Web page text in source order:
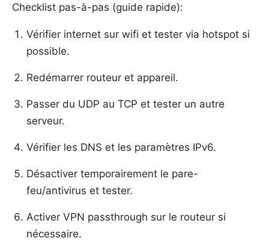
Checklist pas-à-pas (guide rapide):
Vérifier internet sur wifi et tester via hotspot si
possible.
Redémarrer routeur et appareil.
Passer du UDP au TCP et tester un autre
serveur.
Vérifier les DNS et les paramètres IPv6.
Désactiver temporairement le pare-
feu/antivirus et tester.
Activer VPN passthrough sur le routeur si
nécessaire.